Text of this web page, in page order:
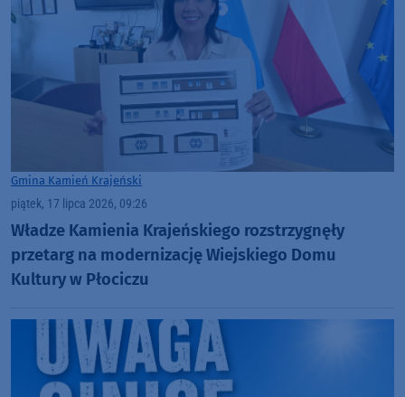
Gmina Kamień Krajeński
piątek, 17 lipca 2026, 09:26
Władze Kamienia Krajeńskiego rozstrzygnęły
przetarg na modernizację Wiejskiego Domu
Kultury w Płociczu